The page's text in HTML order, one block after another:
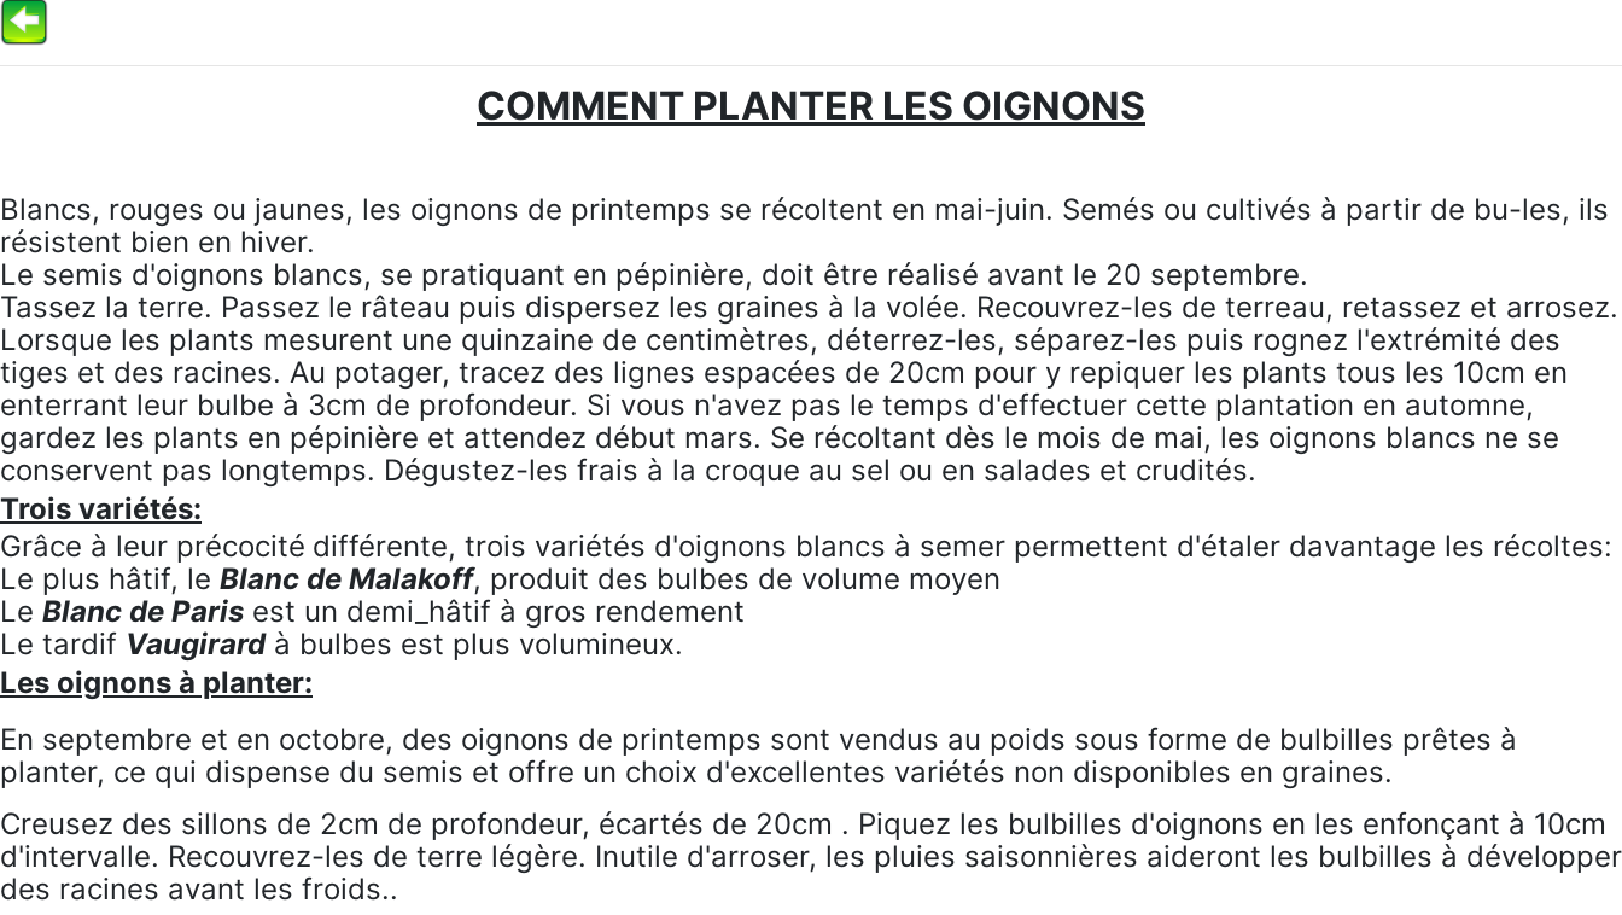
COMMENT PLANTER LES OIGNONS
Blancs, rouges ou jaunes, les oignons de printemps se récoltent en mai-juin. Semés ou cultivés à partir de bu-les, ils
résistent bien en hiver.
Le semis d'oignons blancs, se pratiquant en pépinière, doit être réalisé avant le 20 septembre.
Tassez la terre. Passez le râteau puis dispersez les graines à la volée. Recouvrez-les de terreau, retassez et arrosez.
Lorsque les plants mesurent une quinzaine de centimètres, déterrez-les, séparez-les puis rognez l'extrémité des
tiges et des racines. Au potager, tracez des lignes espacées de 20cm pour y repiquer les plants tous les 10cm en
enterrant leur bulbe à 3cm de profondeur. Si vous n'avez pas le temps d'effectuer cette plantation en automne,
gardez les plants en pépinière et attendez début mars. Se récoltant dès le mois de mai, les oignons blancs ne se
conservent pas longtemps. Dégustez-les frais à la croque au sel ou en salades et crudités.
Trois variétés:
Grâce à leur précocité différente, trois variétés d'oignons blancs à semer permettent d'étaler davantage les récoltes:
Le plus hâtif, le Blanc de Malakoff, produit des bulbes de volume moyen
Le Blanc de Paris est un demi_hâtif à gros rendement
Le tardif Vaugirardà bulbes est plus volumineux.
Les oignons à planter:
En septembre et en octobre, des oignons de printemps sont vendus au poids sous forme de bulbilles prêtes à
planter, ce qui dispense du semis et offre un choix d'excellentes variétés non disponibles en graines.
Creusez des sillons de 2cm de profondeur, écartés de 20cm . Piquez les bulbilles d'oignons en les enfonçant à 10cm
d'intervalle. Recouvrez-les de terre légère. Inutile d'arroser, les pluies saisonnières aideront les bulbilles à développer
des racines avant les froids..